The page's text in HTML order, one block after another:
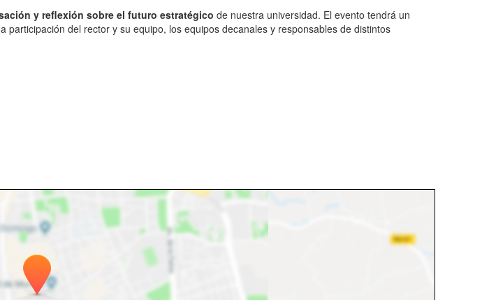
y reflexión sobre el futuro estratégico de nuestra universidad. El evento tendrá un
participación del rector y su equipo, los equipos decanales y responsables de distintos